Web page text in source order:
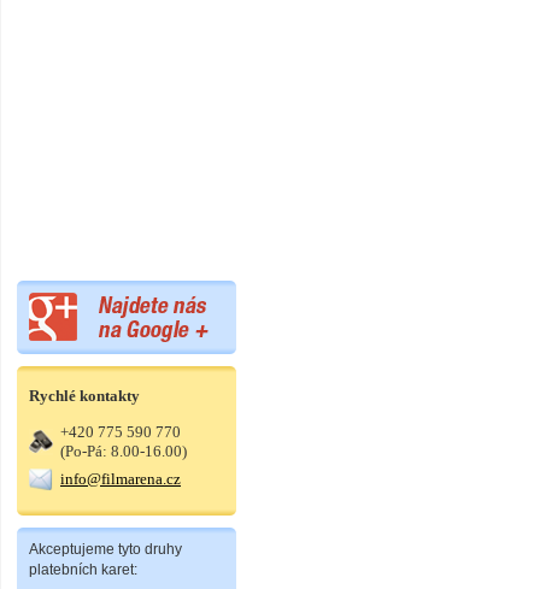
Rychlé kontakty
+420 775 590 770
(Po-Pá: 8.00-16.00)
info@filmarena.cz
Akceptujeme tyto druhy
platebních karet: